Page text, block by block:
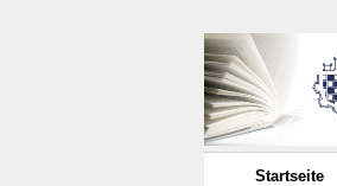
Startseite